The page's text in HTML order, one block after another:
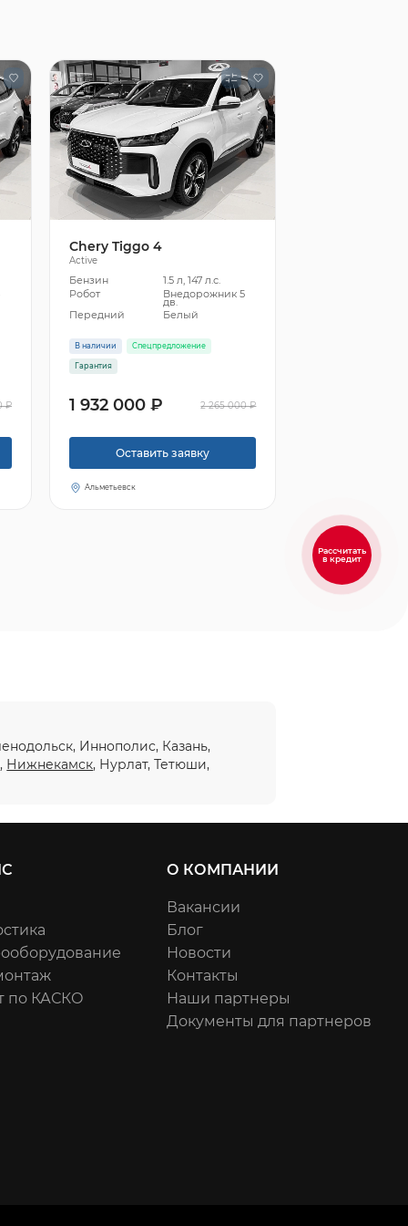
₽
Chery Tiggo 4
Active
Бензин
1.5 л, 147 л.с.
Робот
Внедорожник 5
дв.
Передний
Белый
В наличии Спецпредложение
Гарантия
1 932 000 ₽ 2 265 000 ₽
Оставить заявку
Альметьевск
Иннополис, Казань,
, Нижнекамск, Нурлат, Тетюши,
по КАСКО
О КОМПАНИИ
Вакансии
Блог
Новости
Контакты
Наши партнеры
Документы для партнеров
Рассчитать
в кредит